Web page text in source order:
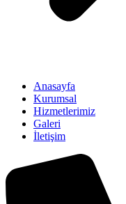
Anasayfa
Kurumsal
Hizmetlerimiz
Galeri
İletişim